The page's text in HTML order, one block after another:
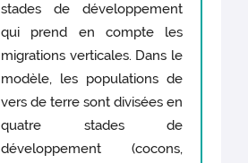
stades de développement
qui prend en compte les
migrations verticales. Dans le
modèle, les populations de
vers de terre sont divisées en
quatre stades de
développement (cocons,